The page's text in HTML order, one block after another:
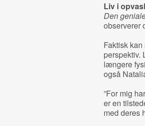
Liv i
Den
observerer
Faktisk
perspektiv.
længere
også
”For mig
er en
med deres